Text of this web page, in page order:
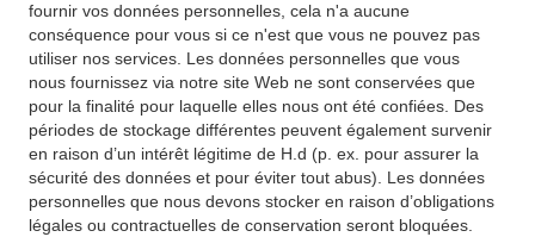
fournir vos données personnelles, cela n'a aucune
conséquence pour vous si ce n'est que vous ne pouvez pas
utiliser nos services. Les données personnelles que vous
nous fournissez via notre site Web ne sont conservées que
pour la finalité pour laquelle elles nous ont été confiées. Des
périodes de stockage différentes peuvent également survenir
en raison d’un intérêt légitime de H.d (p. ex. pour assurer la
sécurité des données et pour éviter tout abus). Les données
personnelles que nous devons stocker en raison d’obligations
légales ou contractuelles de conservation seront bloquées.